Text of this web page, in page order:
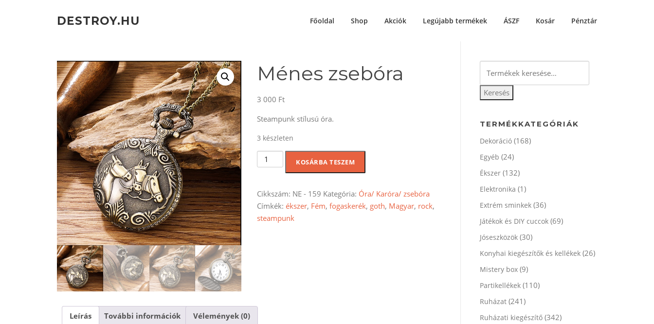
DESTROY.HU Főoldal Shop Akciók Legújabb termékek ÁSZF Kosár Pénztár
Ménes zsebóra
3 000 Ft
Steampunk stílusú óra.
3 készleten
Ménes
zsebóra
KOSÁRBA TESZEM
Cikkszám: NE - 159 Kategória: Óra/ Karóra/ zsebóra
Címkék: ékszer, Fém, fogaskerék, goth, Magyar, rock,
steampunk
Leírás További információk Vélemények (0)
következőre:
Keresés
TERMÉKKATEGÓRIÁK
Dekoráció (168)
Egyéb (24)
Ékszer (132)
Elektronika (1)
Extrém sminkek (36)
Játékok és DIY cuccok (69)
Jóseszközök (30)
Konyhai kiegészítők és kellékek (26)
Mistery box (9)
Partikellékek (110)
Ruházat (241)
Ruházati kiegészítő (342)